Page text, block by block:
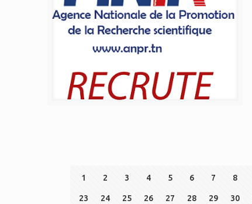
1 2 3 4 5 6 7 8
23 24 25 26 27 28 29 30